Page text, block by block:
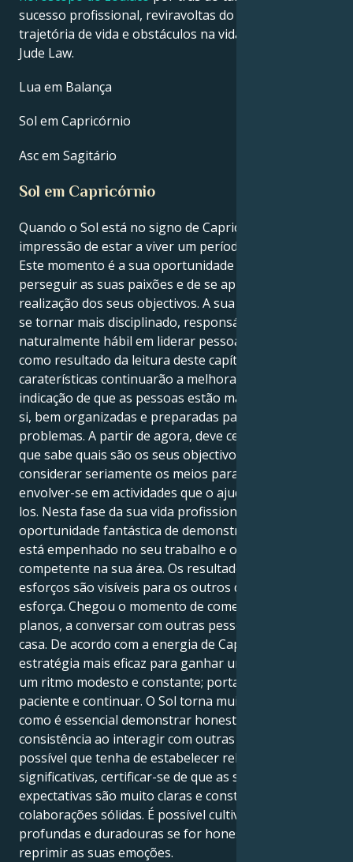
sucesso profissional, reviravoltas do destino,
trajetória de vida e obstáculos na vida amorosa de
Jude Law.
Lua em Balança
Sol em Capricórnio
Asc em Sagitário
Sol em Capricórnio
Quando o Sol está no signo de Capricórnio, tem-se a
impressão de estar a viver um período único do ano.
Este momento é a sua oportunidade de brilhar, de
perseguir as suas paixões e de se aproximar da
realização dos seus objectivos. A sua capacidade de
se tornar mais disciplinado, responsável e
naturalmente hábil em liderar pessoas irá melhorar
como resultado da leitura deste capítulo. Todas estas
caraterísticas continuarão a melhorar. Há uma clara
indicação de que as pessoas estão mais seguras de
si, bem organizadas e preparadas para enfrentar os
problemas. A partir de agora, deve certificar-se de
que sabe quais são os seus objectivos a longo prazo,
considerar seriamente os meios para os atingir e
envolver-se em actividades que o ajudem a alcançá-
los. Nesta fase da sua vida profissional, tem uma
oportunidade fantástica de demonstrar o quanto
está empenhado no seu trabalho e o quanto é
competente na sua área. Os resultados dos seus
esforços são visíveis para os outros quando se
esforça. Chegou o momento de começar a planear
planos, a conversar com outras pessoas e a limpar a
casa. De acordo com a energia de Capricórnio, a
estratégia mais eficaz para ganhar uma corrida é ir a
um ritmo modesto e constante; portanto, deve ser
paciente e continuar. O Sol torna muito evidente
como é essencial demonstrar honestidade, lealdade e
consistência ao interagir com outras pessoas. É
possível que tenha de estabelecer relações
significativas, certificar-se de que as suas
expectativas são muito claras e construir
colaborações sólidas. É possível cultivar ligações mais
profundas e duradouras se for honesto e evitar
reprimir as suas emoções.